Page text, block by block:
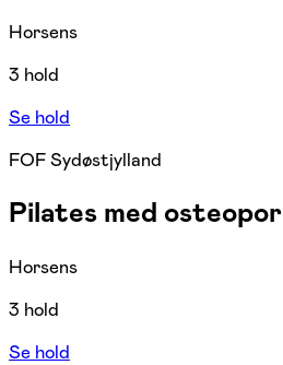
Horsens
3 hold
Se hold
FOF Sydøstjylland
Pilates med
Horsens
3 hold
Se hold